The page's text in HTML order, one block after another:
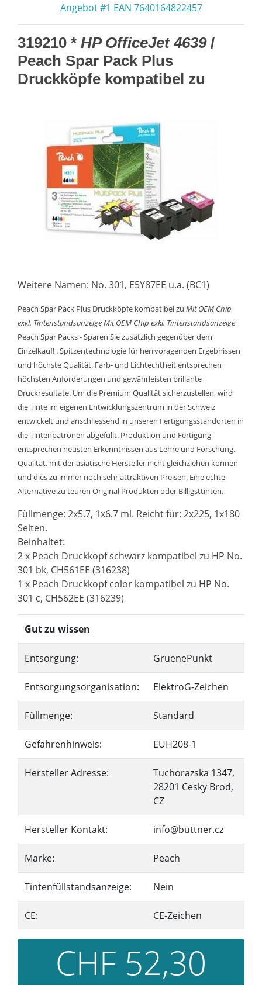
Angebot #1 EAN 7640164822457
319210 * HP OfficeJet 4639/
Peach Spar Pack Plus
Druckköpfe kompatibel zu
Weitere Namen: No. 301, E5Y87EE u.a. (BC1)
Peach Spar Pack Plus Druckköpfe kompatibel zu Mit OEM Chip
exkl. TintenstandsanzeigeMit OEM Chip exkl. Tintenstandsanzeige
Peach Spar Packs - Sparen Sie zusätzlich gegenüber dem
Einzelkauf! . Spitzentechnologie für herrvoragenden Ergebnissen
und höchste Qualität. Farb- und Lichtechtheit entsprechen
höchsten Anforderungen und gewährleisten brillante
Druckresultate. Um die Premium Qualität sicherzustellen, wird
die Tinte im eigenen Entwicklungszentrum in der Schweiz
entwickelt und anschliessend in unseren Fertigungsstandorten in
die Tintenpatronen abgefüllt. Produktion und Fertigung
entsprechen neusten Erkenntnissen aus Lehre und Forschung.
Qualität, mit der asiatische Hersteller nicht gleichziehen können
und dies zu immer noch sehr attraktiven Preisen. Eine echte
Alternative zu teuren Original Produkten oder Billigsttinten.
Füllmenge: 2x5.7, 1x6.7 ml. Reicht für: 2x225, 1x180
Seiten.
Beinhaltet:
2 x Peach Druckkopf schwarz kompatibel zu HP No.
301 bk, CH561EE (316238)
1 x Peach Druckkopf color kompatibel zu HP No.
301 c, CH562EE (316239)
Gut zu wissen
Entsorgung: GruenePunkt
Entsorgungsorganisation: ElektroG-Zeichen
Füllmenge: Standard
Gefahrenhinweis: EUH208-1
Hersteller Adresse:
Tuchorazska 1347,
28201 Cesky Brod,
CZ
Hersteller Kontakt: info@buttner.cz
Marke: Peach
Tintenfüllstandsanzeige: Nein
CE: CE-Zeichen
CHF 52,30